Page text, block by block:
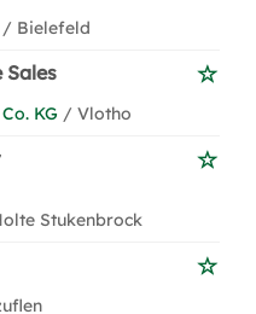
/ Bielefeld
KG / Vlotho
Stukenbrock